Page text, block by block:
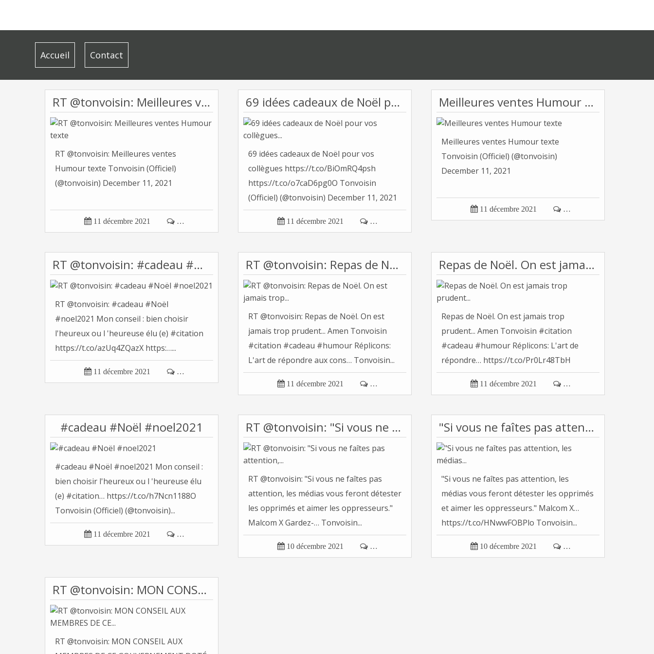
Accueil Contact
RT @tonvoisin: Meilleures ventes Humour texte
RT @tonvoisin: Meilleures ventes
Humour texte Tonvoisin (Officiel)
(@tonvoisin) December 11, 2021
 11 décembre 2021  …
69 idées cadeaux de Noël pour vos collègues...
69 idées cadeaux de Noël pour vos
collègues https://t.co/BiOmRQ4psh
https://t.co/o7caD6pg0O Tonvoisin
(Officiel) (@tonvoisin) December 11, 2021
Il...
 11 décembre 2021  …
Meilleures ventes Humour texte
Meilleures ventes Humour texte
Tonvoisin (Officiel) (@tonvoisin)
December 11, 2021
 11 décembre 2021  …
RT @tonvoisin: #cadeau #Noël #noel2021
RT @tonvoisin: #cadeau #Noël
#noel2021 Mon conseil : bien choisir
l'heureux ou l 'heureuse élu (e) #citation
https://t.co/azUq4ZQazX https:…...
 11 décembre 2021  …
RT @tonvoisin: Repas de Noël. On est jamais trop...
RT @tonvoisin: Repas de Noël. On est
jamais trop prudent... Amen Tonvoisin
#citation #cadeau #humour Réplicons:
L'art de répondre aux cons… Tonvoisin...
 11 décembre 2021  …
Repas de Noël. On est jamais trop prudent...
Repas de Noël. On est jamais trop
prudent... Amen Tonvoisin #citation
#cadeau #humour Réplicons: L'art de
répondre… https://t.co/Pr0Lr48TbH
Tonvoisin...
 11 décembre 2021  …
#cadeau #Noël #noel2021
#cadeau #Noël #noel2021 Mon conseil :
bien choisir l'heureux ou l 'heureuse élu
(e) #citation… https://t.co/h7Ncn1188O
Tonvoisin (Officiel) (@tonvoisin)...
 11 décembre 2021  …
RT @tonvoisin: "Si vous ne faîtes pas attention,...
RT @tonvoisin: "Si vous ne faîtes pas
attention, les médias vous feront détester
les opprimés et aimer les oppresseurs."
Malcom X Gardez-… Tonvoisin...
 10 décembre 2021  …
"Si vous ne faîtes pas attention, les médias...
"Si vous ne faîtes pas attention, les
médias vous feront détester les opprimés
et aimer les oppresseurs." Malcom X…
https://t.co/HNwwFOBPlo Tonvoisin...
 10 décembre 2021  …
RT @tonvoisin: MON CONSEIL AUX MEMBRES DE CE...
RT @tonvoisin: MON CONSEIL AUX